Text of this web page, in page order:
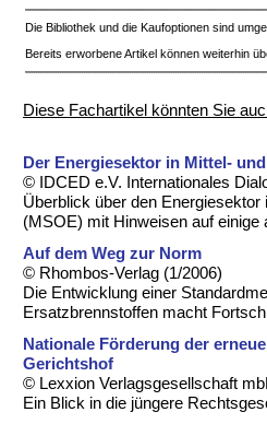
Die Bibliothek und die Kaufoptionen sind
Bereits erworbene Artikel können weiterhin
Diese Fachartikel könnten Sie
Der Energiesektor in Mittel-
© IDCED e.V. Internationales
Überblick über den
(MSOE) mit Hinweisen auf einige
Auf dem Weg zur Norm
© Rhombos-Verlag (1/2006)
Die Entwicklung einer
Ersatzbrennstoffen macht
Nationale Förderung der
Gerichtshof
© Lexxion Verlagsgesellschaft
Ein Blick in die jüngere